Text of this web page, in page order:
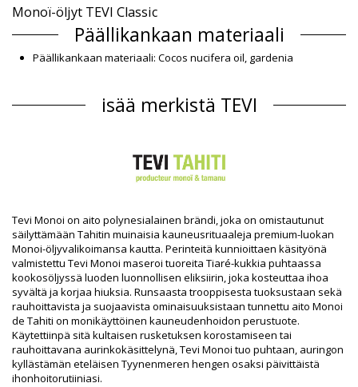
Monoï-öljyt TEVI Classic
Päällikankaan materiaali
Päällikankaan materiaali: Cocos nucifera oil, gardenia
Tuotetiedot
Toimittajan viite: P01TVSBC
Paino: 1200g / 2.64lb / 42.33oz
Retusoituja kuvia
Pesu- ja hoito-ohjeet
Hoito-ohjeet: TEVI Tevi Monoi Bronzant Coco 1L
isää merkistä TEVI
Tevi Monoi on aito polynesialainen brändi, joka on omistautunut
säilyttämään Tahitin muinaisia kauneusrituaaleja premium-luokan
Monoi-öljyvalikoimansa kautta. Perinteitä kunnioittaen käsityönä
valmistettu Tevi Monoi maseroi tuoreita Tiaré-kukkia puhtaassa
kookosöljyssä luoden luonnollisen eliksiirin, joka kosteuttaa ihoa
syvältä ja korjaa hiuksia. Runsaasta trooppisesta tuoksustaan sekä
rauhoittavista ja suojaavista ominaisuuksistaan tunnettu aito Monoi
de Tahiti on monikäyttöinen kauneudenhoidon perustuote.
Käytettiinpä sitä kultaisen rusketuksen korostamiseen tai
rauhoittavana aurinkokäsittelynä, Tevi Monoi tuo puhtaan, auringon
kyllästämän eteläisen Tyynenmeren hengen osaksi päivittäistä
ihonhoitorutiiniasi.